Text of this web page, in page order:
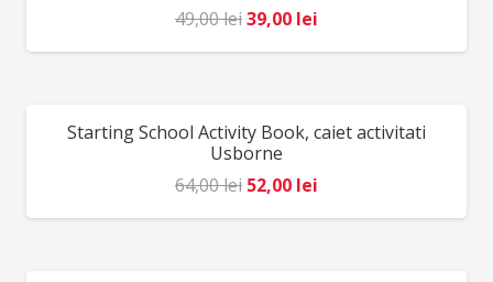
AVERTISMENT: Contraindicat copiilor sub 3 ani.
Conține părți mici. Se recomandă supravegherea
jucăria copilului. Producător: Djeco, Franţa.
49,00leiPrețul
inițial
49,00 lei.
39,00 lei
curent
REDUCERI!
Starting School Activity Book, caiet activitati
Usborne
64,00lei Prețul
inițial
52,00 lei
curent